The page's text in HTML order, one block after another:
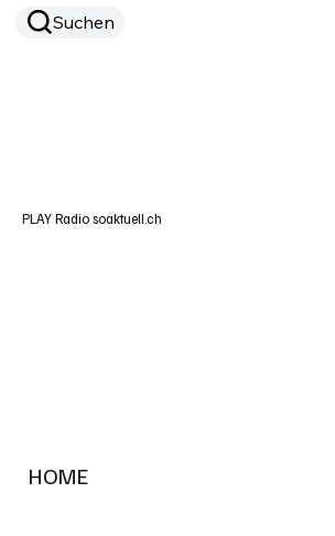
HOME
Suchen
PLAY Radio soaktuell.ch